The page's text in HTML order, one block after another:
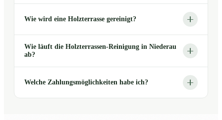
Wie wird eine Holzterrasse gereinigt?
Wie läuft die Holzterrassen-Reinigung in Niederau
ab?
Welche Zahlungsmöglichkeiten habe ich?